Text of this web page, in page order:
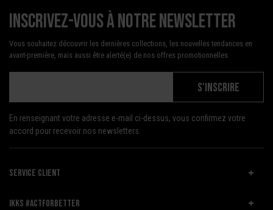
Inscrivez-vous à notre newsletter
Vous souhaitez découvrir les dernières collections, les nouvelles tendances en
avant-première, mais aussi être alerté(e) de nos offres promotionnelles
S'INSCRIRE
En renseignant votre adresse e-mail ci-dessus, vous confirmez votre
accord pour recevoir nos newsletters.
SERVICE CLIENT
IKKS #ACTFORBETTER